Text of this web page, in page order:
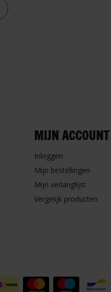
MIJN ACCOUNT
Inloggen
Mijn bestellingen
Mijn verlanglijst
Vergelijk producten